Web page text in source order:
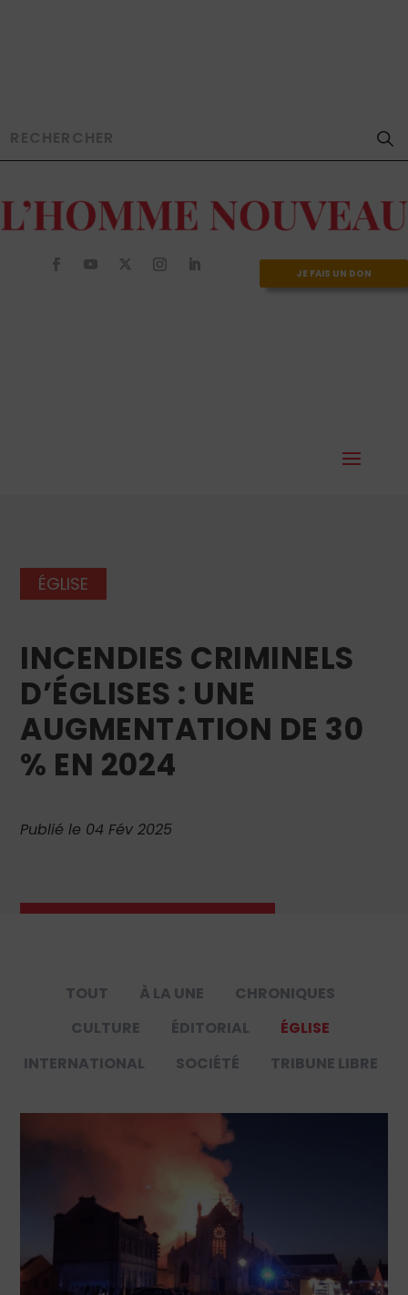
JE FAIS UN DON
ÉGLISE
INCENDIES CRIMINELS
D’ÉGLISES : UNE
AUGMENTATION DE 30
% EN 2024
Publié le 04 Fév 2025
TOUT À LA UNE
CHRONIQUES
CULTURE
ÉDITORIAL
ÉGLISE
INTERNATIONAL
SOCIÉTÉ TRIBUNE LIBRE